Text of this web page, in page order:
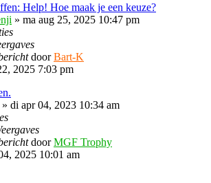
Help! Hoe maak je een keuze?
» ma aug 25, 2025 10:47 pm
doorBart-K
2025 7:03 pm
» di apr 04, 2023 10:34 am
doorMGF Trophy
2025 10:01 am